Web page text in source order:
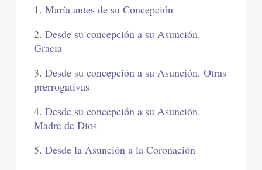
1.María antes de su Concepción
2.Desde su concepción a su Asunción.
Gracia
3.Desde su concepción a su Asunción. Otras
prerrogativas
4.Desde su concepción a su Asunción.
Madre de Dios
5.Desde la Asunción a la Coronación